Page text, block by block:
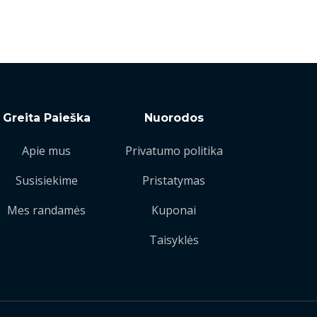
Greita Paieška
Apie mus
Susisiekime
Mes randamės
Nuorodos
Privatumo politika
Pristatymas
Kuponai
Taisyklės